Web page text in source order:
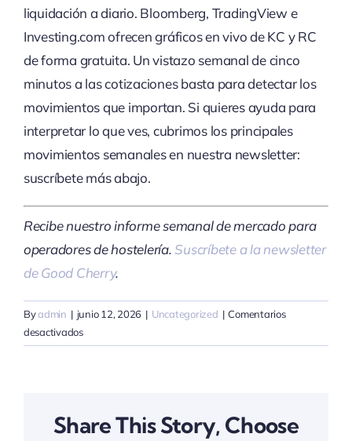
liquidación a diario. Bloomberg, TradingView e
Investing.com ofrecen gráficos en vivo de KC y RC
de forma gratuita. Un vistazo semanal de cinco
minutos a las cotizaciones basta para detectar los
movimientos que importan. Si quieres ayuda para
interpretar lo que ves, cubrimos los principales
movimientos semanales en nuestra newsletter:
suscríbete más abajo.
Recibe nuestro informe semanal de mercado para
operadores de hostelería.Suscríbete a la newsletter
de Good Cherry.
Byadmin | junio 12, 2026 | Uncategorized | Comentarios
desactivadosen
Cómo
precio
Share This Story, Choose